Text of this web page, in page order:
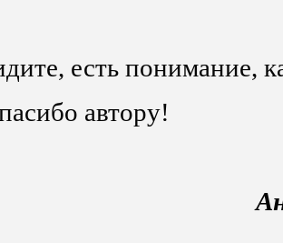
есть понимание,
автору!